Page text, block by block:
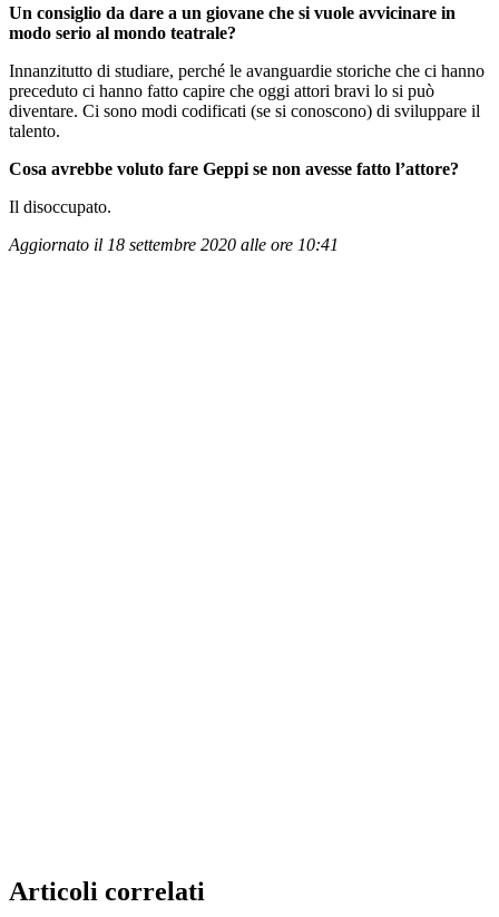
Un consiglio da dare a un giovane che si vuole avvicinare in
modo serio al mondo teatrale?
Innanzitutto di studiare, perché le avanguardie storiche che ci hanno
preceduto ci hanno fatto capire che oggi attori bravi lo si può
diventare. Ci sono modi codificati (se si conoscono) di sviluppare il
talento.
Cosa avrebbe voluto fare Geppi se non avesse fatto l’attore?
Il disoccupato.
Aggiornato il 18 settembre 2020 alle ore 10:41
Articoli correlati